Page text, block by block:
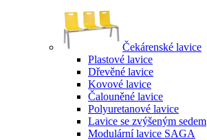
Čekárenské lavice
Plastové lavice
Dřevěné lavice
Kovové lavice
Čalouněné lavice
Polyuretanové lavice
Lavice se zvýšeným sedem
Modulární lavice SAGA